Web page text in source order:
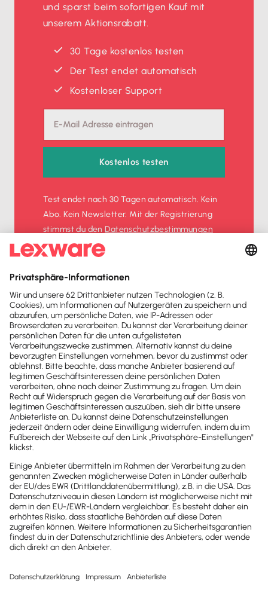
und sparst beim sofortigen Kauf mit
unserem Aktionsrabatt.
30 Tage kostenlos testen
Der Test endet automatisch
Kostenloser Support
Kostenlos testen
Test endet nach 30 Tagen automatisch. Kein
Abo. Kein Newsletter. Mit der Registrierung
stimmst du denDatenschutz­bestimmungen
und denAGBzu.
Sofort50%
Newsletter
Brandheiße
News direkt in
dein Postfach
wichtige News zu
Gesetzesänderungen,
hilfreiche Praxis-Tipps und
kostenlose Tools für
Unternehmen erhalten?
Dann abonniere unseren